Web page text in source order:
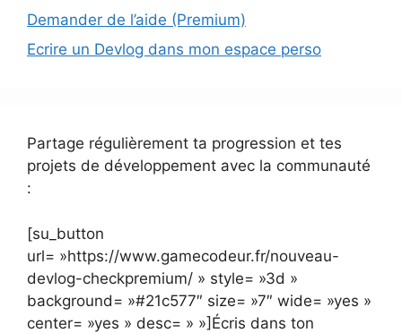
Demander de l’aide (Premium)
Ecrire un Devlog dans mon espace perso
Partage régulièrement ta progression et tes
projets de développement avec la communauté
:
[su_button
url= »https://www.gamecodeur.fr/nouveau-
devlog-checkpremium/ » style= »3d »
background= »#21c577″ size= »7″ wide= »yes »
center= »yes » desc= » »]Écris dans ton